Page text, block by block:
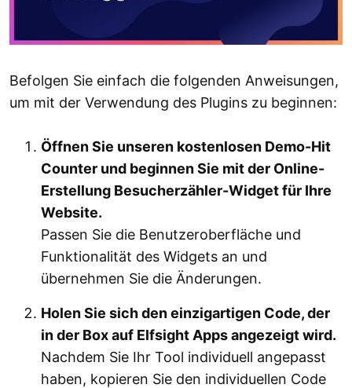
Befolgen Sie einfach die folgenden Anweisungen,
um mit der Verwendung des Plugins zu beginnen:
Öffnen Sie unseren kostenlosen Demo-Hit
Counter und beginnen Sie mit der Online-
Erstellung Besucherzähler-Widget für Ihre
Website.
Passen Sie die Benutzeroberfläche und
Funktionalität des Widgets an und
übernehmen Sie die Änderungen.
Holen Sie sich den einzigartigen Code, der
in der Box auf Elfsight Apps angezeigt wird.
Nachdem Sie Ihr Tool individuell angepasst
haben, kopieren Sie den individuellen Code